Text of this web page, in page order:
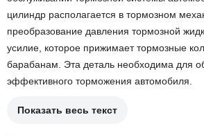
цилиндр располагается в тормозном
преобразование давления тормозной
усилие, которое прижимает тормозные
барабанам. Эта деталь необходима для
эффективного торможения автомобиля.
Причины необходимости замены
Показать весь текст